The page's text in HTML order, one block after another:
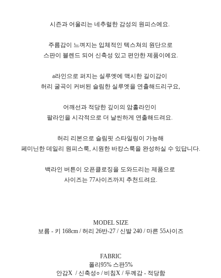
시즌과 어울리는 네추럴한 감성의 원피스에요.
주름감이 느껴지는 입체적인 텍스쳐의 원단으로
스판이 블렌드 되어 신축성 있고 편안한 제품이에요.
a라인으로 퍼지는 실루엣에 맥시한 길이감이
허리 굴곡이 커버된 슬림한 실루엣을 연출해드리구요,
어깨선과 적당한 깊이의 암홀라인이
팔라인을 시각적으로 더 날씬하게 연출해드려요.
허리 리본으로 슬림핏 스타일링이 가능해
페미닌한 데일리 원피스룩, 시원한 바캉스룩을 완성하실 수 있답니다.
백라인 버튼이 오픈클로징을 도와드리는 제품으로
사이즈는 77사이즈까지 추천드려요.
MODEL SIZE
보름 - 키 168cm / 허리 26반-27 / 신발 240 / 마른 55사이즈
FABRIC
폴리95% 스판5%
안감X / 신축성○ / 비침X / 두께감 - 적당함